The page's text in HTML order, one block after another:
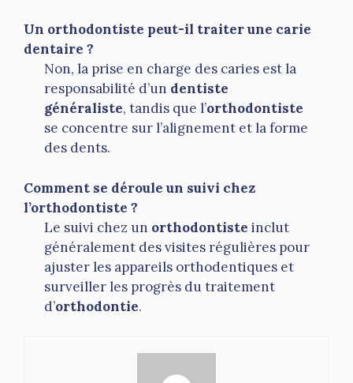
Un orthodontiste peut-il traiter une carie
dentaire ?
Non, la prise en charge des caries est la
responsabilité d’un dentiste
généraliste, tandis que l’orthodontiste
se concentre sur l’alignement et la forme
des dents.
Comment se déroule un suivi chez
l’orthodontiste ?
Le suivi chez un orthodontiste inclut
généralement des visites régulières pour
ajuster les appareils orthodentiques et
surveiller les progrès du traitement
d’orthodontie.